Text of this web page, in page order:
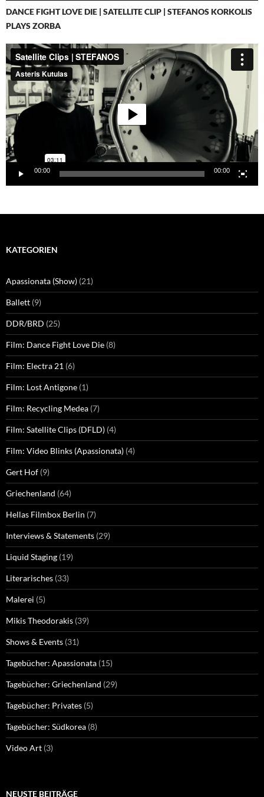
DANCE FIGHT LOVE DIE | SATELLITE CLIP | STEFANOS KORKOLIS
PLAYS ZORBA
Video-
Player
00:00 00:00
KATEGORIEN
Apassionata (Show) (21)
Ballett (9)
DDR/BRD (25)
Film: Dance Fight Love Die (8)
Film: Electra 21 (6)
Film: Lost Antigone (1)
Film: Recycling Medea (7)
Film: Satellite Clips (DFLD) (4)
Film: Video Blinks (Apassionata) (4)
Gert Hof (9)
Griechenland (64)
Hellas Filmbox Berlin (7)
Interviews & Statements (29)
Liquid Staging (19)
Literarisches (33)
Malerei (5)
Mikis Theodorakis (39)
Shows & Events (31)
Tagebücher: Apassionata (15)
Tagebücher: Griechenland (29)
Tagebücher: Privates (5)
Tagebücher: Südkorea (8)
Video Art (3)
NEUSTE BEITRÄGE